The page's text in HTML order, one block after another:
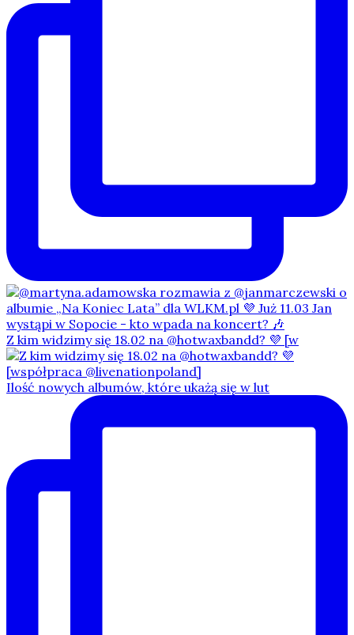
Z kim widzimy się 18.02 na @hotwaxbandd? 💜 [w
Ilość nowych albumów, które ukażą się w lut